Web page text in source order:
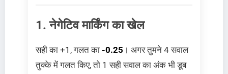
1. नेगेटिव मार्किंग का खेल
सही का +1, गलत का -0.25 । अगर तुमने 4 सवाल
तुक्के में गलत किए, तो 1 सही सवाल का अंक भी डूब